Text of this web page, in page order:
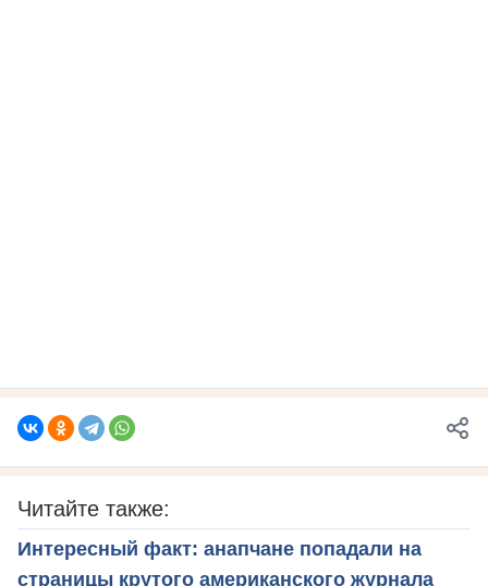
Читайте также:
Интересный факт: анапчане попадали на
страницы крутого американского журнала